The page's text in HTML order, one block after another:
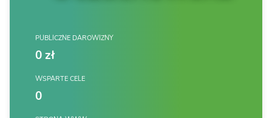
PUBLICZNE DAROWIZNY
0 zł
WSPARTE CELE
0